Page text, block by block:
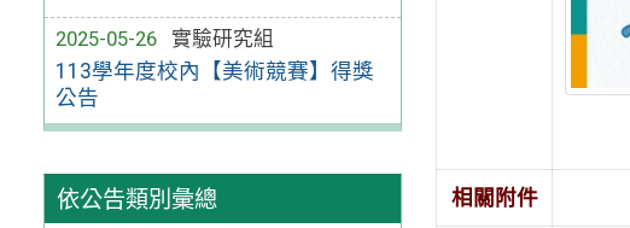
2025-05-26
實驗研究組
113學年度校內【美術競賽】得獎
公告
依公告類別彙總 相關附件